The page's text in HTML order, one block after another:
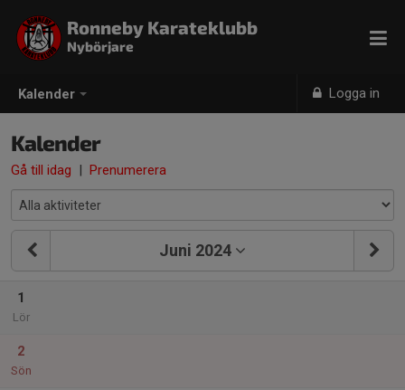
Kalender Logga in
Ronneby Karateklubb
Nybörjare
Kalender
Gå till idag | Prenumerera
Juni 2024
1
Lör
2
Sön